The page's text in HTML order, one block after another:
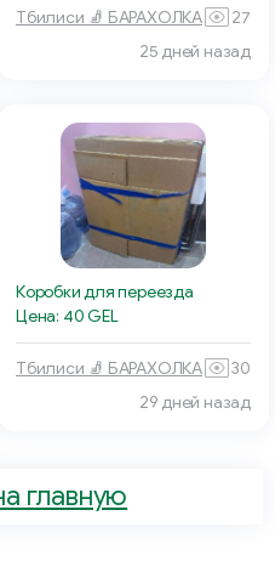
Тбилиси 🧦 БАРАХОЛКА
27
25 дней назад
Коробки для переезда
Цена: 40 GEL
Тбилиси 🧦 БАРАХОЛКА
30
29 дней назад
главную